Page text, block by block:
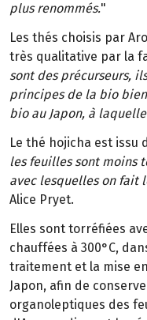
plus renommés."
Les thés choisis par
très qualitative par la
sont des précurseurs,
principes de la bio
bio au Japon, à
Le thé hojicha est issu
les feuilles sont moins
avec lesquelles on fait
Alice Pryet.
Elles sont torréfiées
chauffées à 300°C,
traitement et la mise
Japon, afin de
organoleptiques des